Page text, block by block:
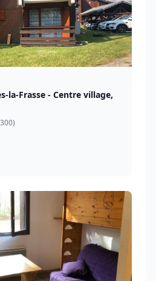
la-Frasse - Centre village,